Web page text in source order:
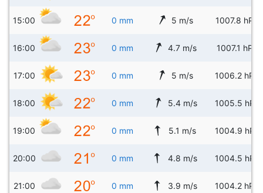
15:00 0 mm 5 m/s 1007.8 hPa
16:00 0 mm 4.7 m/s 1007.1 hPa
17:00 0 mm 5 m/s 1006.2 hPa
18:00 0 mm 5.4 m/s 1005.5 hPa
19:00 0 mm 5.1 m/s 1004.9 hPa
20:00 0 mm 4.8 m/s 1004.5 hPa
21:00 0 mm 3.9 m/s 1004.2 hPa